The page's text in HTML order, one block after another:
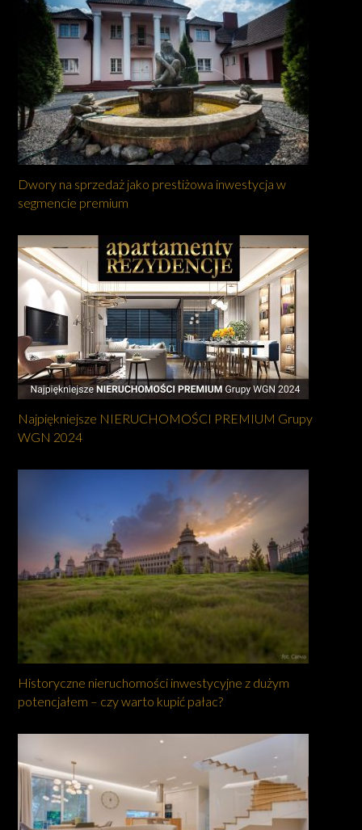
Dwory na sprzedaż jako prestiżowa inwestycja w
segmencie premium
Najpiękniejsze NIERUCHOMOŚCI PREMIUM Grupy
WGN 2024
Historyczne nieruchomości inwestycyjne z dużym
potencjałem – czy warto kupić pałac?